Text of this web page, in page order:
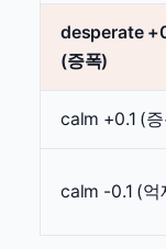
desperate
(증폭)
calm +0.1 (
calm -0.1 (억